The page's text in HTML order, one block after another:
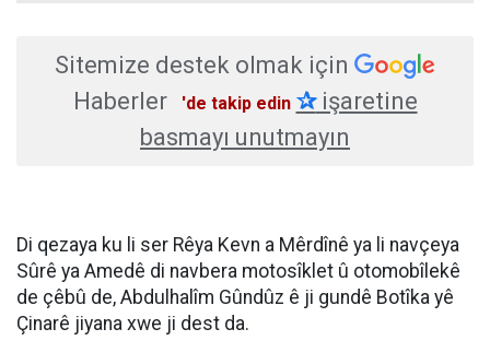
Sitemize destek olmak için
Haberler
'de takip edin ✰işaretine
basmayı unutmayın
Di qezaya ku li ser Rêya Kevn a Mêrdînê ya li navçeya
Sûrê ya Amedê di navbera motosîklet û otomobîlekê
de çêbû de, Abdulhalîm Gûndûz ê ji gundê Botîka yê
Çinarê jiyana xwe ji dest da.